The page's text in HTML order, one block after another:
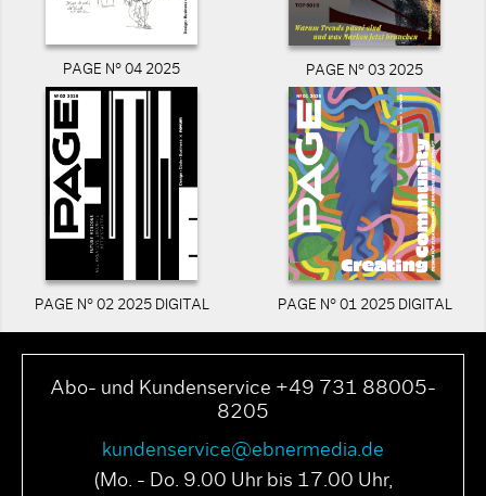
PAGE N° 04 2025 PAGE N° 03 2025
PAGE N° 02 2025 DIGITAL PAGE N° 01 2025 DIGITAL
Abo- und Kundenservice +49 731 88005-
8205
kundenservice@ebnermedia.de
(Mo. - Do. 9.00 Uhr bis 17.00 Uhr,